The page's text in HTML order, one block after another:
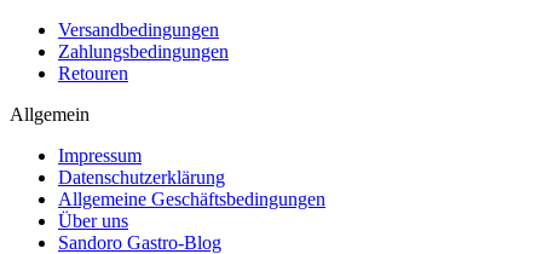
Versandbedingungen
Zahlungsbedingungen
Retouren
Allgemein
Impressum
Datenschutzerklärung
Allgemeine Geschäftsbedingungen
Über uns
Sandoro Gastro-Blog